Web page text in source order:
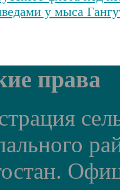
у мыса
права